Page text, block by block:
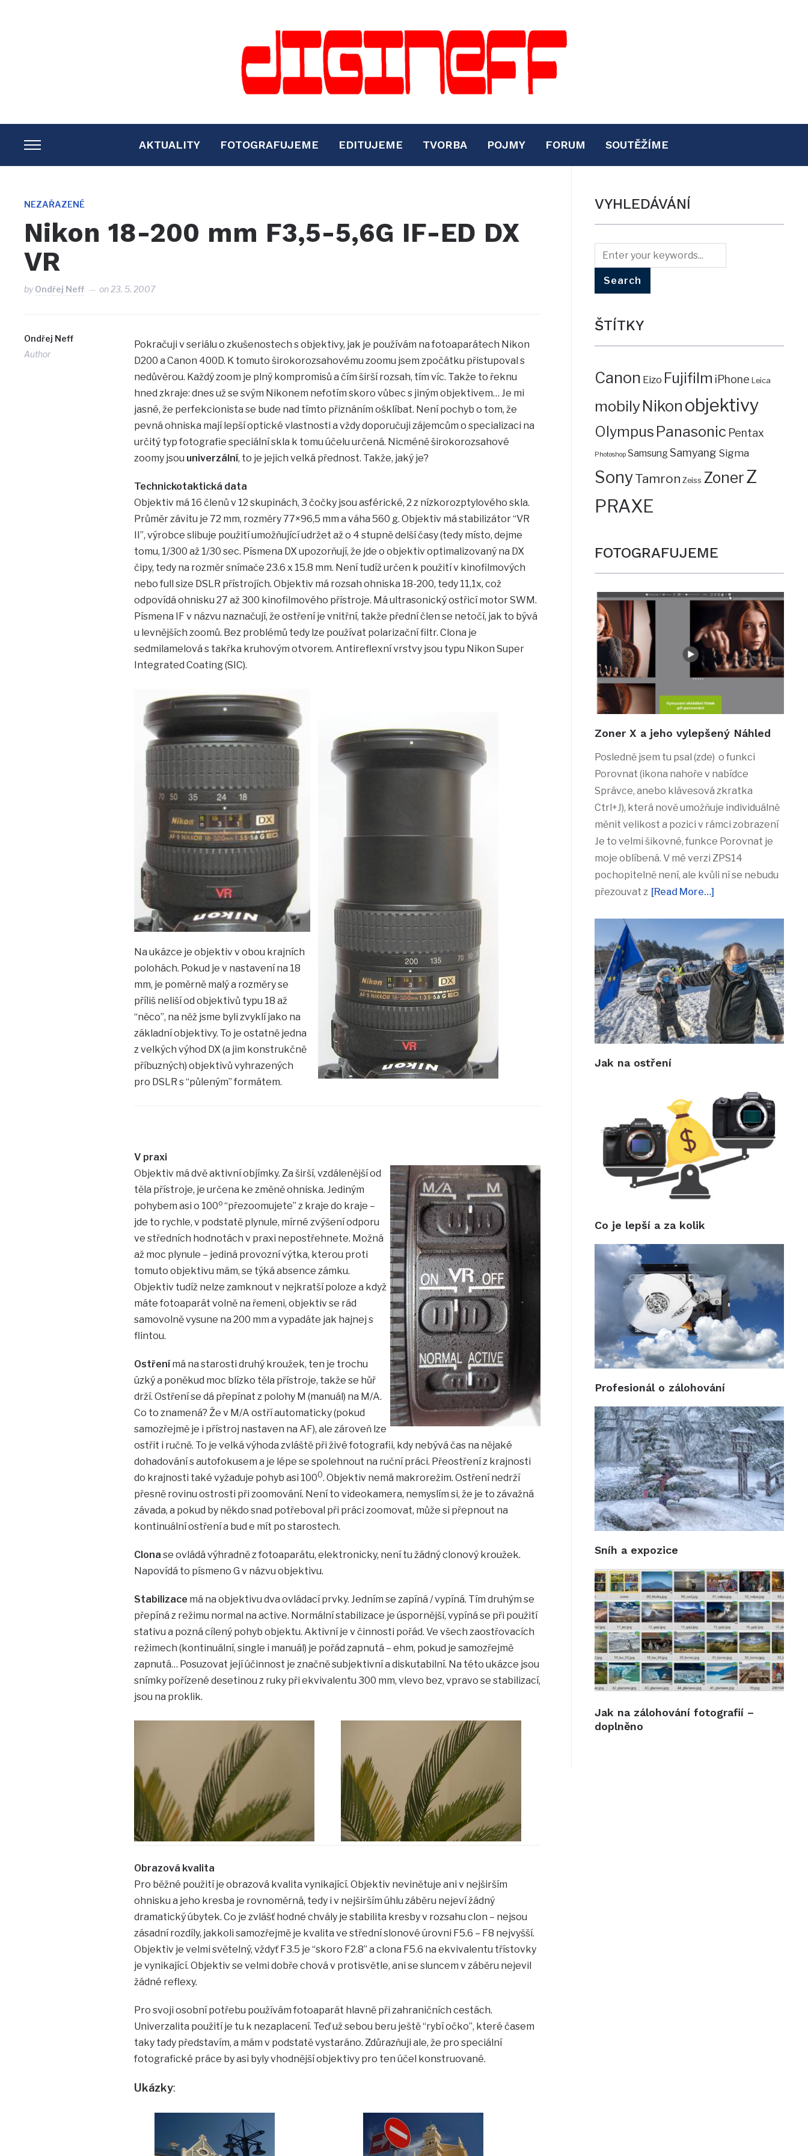
TOGGLE
SIDEBAR
NAVIGATION
AKTUALITY FOTOGRAFUJEME EDITUJEME TVORBA POJMY FORUM SOUTĚŽÍME
NEZAŘAZENÉ
Nikon 18-200 mm F3,5-5,6G IF-ED DX
VR
byOndřej Neff on23. 5. 2007
Ondřej Neff
Author
Pokračuji v seriálu o zkušenostech s objektivy, jak je používám na fotoaparátech Nikon
D200 a Canon 400D. K tomuto širokorozsahovému zoomu jsem zpočátku přistupoval s
nedůvěrou. Každý zoom je plný kompromisů a čím širší rozsah, tím víc. Takže to řeknu
hned zkraje: dnes už se svým Nikonem nefotím skoro vůbec s jiným objektivem… Je mi
jasné, že perfekcionista se bude nad tímto přiznáním ošklíbat. Není pochyb o tom, že
pevná ohniska mají lepší optické vlastnosti a vždy doporučuji zájemcům o specializaci na
určitý typ fotografie speciální skla k tomu účelu určená. Nicméně širokorozsahové
zoomy jsou univerzální, to je jejich velká přednost. Takže, jaký je?
Technickotaktická data
Objektiv má 16 členů v 12 skupinách, 3 čočky jsou asférické, 2 z nízkorozptylového skla.
Průměr závitu je 72 mm, rozměry 77×96,5 mm a váha 560 g. Objektiv má stabilizátor “VR
II”, výrobce slibuje použití umožňující udržet až o 4 stupně delší časy (tedy místo, dejme
tomu, 1/300 až 1/30 sec. Písmena DX upozorňují, že jde o objektiv optimalizovaný na DX
čipy, tedy na rozměr snímače 23.6 x 15.8 mm. Není tudíž určen k použití v kinofilmových
nebo full size DSLR přístrojích. Objektiv má rozsah ohniska 18-200, tedy 11,1x, což
odpovídá ohnisku 27 až 300 kinofilmového přístroje. Má ultrasonický ostřicí motor SWM.
Písmena IF v názvu naznačují, že ostření je vnitřní, takže přední člen se netočí, jak to bývá
u levnějších zoomů. Bez problémů tedy lze používat polarizační filtr. Clona je
sedmilamelová s takřka kruhovým otvorem. Antireflexní vrstvy jsou typu Nikon Super
Integrated Coating (SIC).
Na ukázce je objektiv v obou krajních
polohách. Pokud je v nastavení na 18
mm, je poměrně malý a rozměry se
příliš neliší od objektivů typu 18 až
“něco”, na něž jsme byli zvyklí jako na
základní objektivy. To je ostatně jedna
z velkých výhod DX (a jim konstrukčně
příbuzných) objektivů vyhrazených
pro DSLR s “půleným” formátem.
V praxi
Objektiv má dvě aktivní objímky. Za širší, vzdálenější od
těla přístroje, je určena ke změně ohniska. Jediným
pohybem asi o 100o“přezoomujete” z kraje do kraje –
jde to rychle, v podstatě plynule, mírné zvýšení odporu
ve středních hodnotách v praxi nepostřehnete. Možná
až moc plynule – jediná provozní výtka, kterou proti
tomuto objektivu mám, se týká absence zámku.
Objektiv tudíž nelze zamknout v nejkratší poloze a když
máte fotoaparát volně na řemeni, objektiv se rád
samovolně vysune na 200 mm a vypadáte jak hajnej s
flintou.
Ostřenímá na starosti druhý kroužek, ten je trochu
úzký a poněkud moc blízko těla přístroje, takže se hůř
drží. Ostření se dá přepínat z polohy M (manuál) na M/A.
Co to znamená? Že v M/A ostří automaticky (pokud
samozřejmě je i přístroj nastaven na AF), ale zároveň lze
ostřit i ručně. To je velká výhoda zvláště při živé fotografii, kdy nebývá čas na nějaké
dohadování s autofokusem a je lépe se spolehnout na ruční práci. Přeostření z krajnosti
do krajnosti také vyžaduje pohyb asi 1000. Objektiv nemá makrorežim. Ostření nedrží
přesně rovinu ostrosti při zoomování. Není to videokamera, nemyslím si, že je to závažná
závada, a pokud by někdo snad potřeboval při práci zoomovat, může si přepnout na
kontinuální ostření a bud e mít po starostech.
Clona se ovládá výhradně z fotoaparátu, elektronicky, není tu žádný clonový kroužek.
Napovídá to písmeno G v názvu objektivu.
Stabilizace má na objektivu dva ovládací prvky. Jedním se zapíná / vypíná. Tím druhým se
přepíná z režimu normal na active. Normální stabilizace je úspornější, vypíná se při použití
stativu a pozná cílený pohyb objektu. Aktivní je v činnosti pořád. Ve všech zaostřovacích
režimech (kontinuální, single i manuál) je pořád zapnutá – ehm, pokud je samozřejmě
zapnutá… Posuzovat její účinnost je značně subjektivní a diskutabilní. Na této ukázce jsou
snímky pořízené desetinou z ruky při ekvivalentu 300 mm, vlevo bez, vpravo se stabilizací,
jsou na proklik.
Obrazová kvalita
Pro běžné použití je obrazová kvalita vynikající. Objektiv nevinětuje ani v nejširším
ohnisku a jeho kresba je rovnoměrná, tedy i v nejširším úhlu záběru nejeví žádný
dramatický úbytek. Co je zvlášť hodné chvály je stabilita kresby v rozsahu clon – nejsou
zásadní rozdíly, jakkoli samozřejmě je kvalita ve střední slonové úrovni F5.6 – F8 nejvyšší.
Objektiv je velmi světelný, vždyť F3.5 je “skoro F2.8” a clona F5.6 na ekvivalentu třístovky
je vynikající. Objektiv se velmi dobře chová v protisvětle, ani se sluncem v záběru nejevil
žádné reflexy.
Pro svoji osobní potřebu používám fotoaparát hlavně při zahraničních cestách.
Univerzalita použití je tu k nezaplacení. Teď už sebou beru ještě “rybí očko”, které časem
taky tady představím, a mám v podstatě vystaráno. Zdůrazňuji ale, že pro speciální
fotografické práce by asi byly vhodnější objektivy pro ten účel konstruované.
Ukázky:
VYHLEDÁVÁNÍ
ŠTÍTKY
Canon Eizo Fujifilm iPhone Leica
mobilyNikon objektivy
Olympus Panasonic Pentax
Photoshop SamsungSamyang Sigma
SonyTamron Zeiss ZonerZ
PRAXE
FOTOGRAFUJEME
Zoner X a jeho vylepšený Náhled
Posledně jsem tu psal (zde) o funkci
Porovnat (ikona nahoře v nabídce
Správce, anebo klávesová zkratka
Ctrl+J), která nově umožňuje individuálně
měnit velikost a pozici v rámci zobrazení
Je to velmi šikovné, funkce Porovnat je
moje oblíbená. V mé verzi ZPS14
pochopitelně není, ale kvůli ní se nebudu
přezouvat z [Read More…]
Jak na ostření
Co je lepší a za kolik
Profesionál o zálohování
Sníh a expozice
Jak na zálohování fotografií –
doplněno